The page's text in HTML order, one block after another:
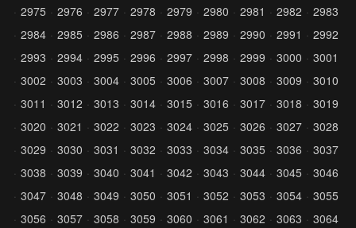
2975
2976 2977 2978 2979 2980 2981 2982
2983
2984
2985 2986 2987 2988 2989 2990 2991
2992
2993
2994 2995 2996 2997 2998 2999 3000
3001
3002
3003 3004 3005 3006 3007 3008 3009
3010
3011
3012 3013 3014 3015 3016 3017 3018
3019
3020
3021 3022 3023 3024 3025 3026 3027
3028
3029
3030 3031 3032 3033 3034 3035 3036
3037
3038
3039 3040 3041 3042 3043 3044 3045
3046
3047
3048 3049 3050 3051 3052 3053 3054
3055
3056
3057 3058 3059 3060 3061 3062 3063
3064